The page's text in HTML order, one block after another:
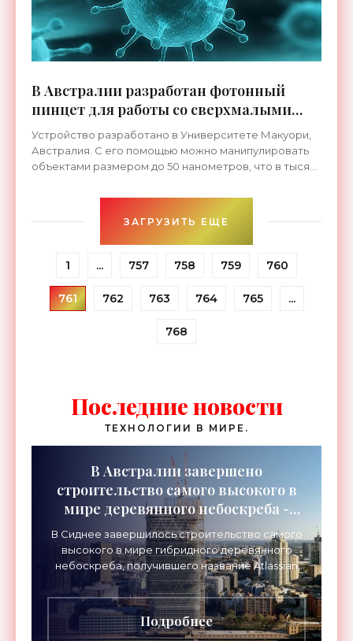
В Австралии разработан фотонный
пинцет для работы со сверхмалыми
объектами - «Технологии»
Устройство разработано в Университете Макуори,
Австралия. С его помощью можно манипулировать
объектами размером до 50 нанометров, что в тысячу
ЗАГРУЗИТЬ ЕЩЕ
1 ... 757 758 759 760
761 762 763 764 765 ...
768
Последние новости
ТЕХНОЛОГИИ В МИРЕ.
В Австралии завершено
строительство самого высокого в
мире деревянного небоскреба -
«Технологии»
В Сиднее завершилось строительство самого
высокого в мире гибридного деревянного
небоскреба, получившего название Atlassian
Central. Башня высотой 180 метров более чем
вдвое превзошла
Подробнее